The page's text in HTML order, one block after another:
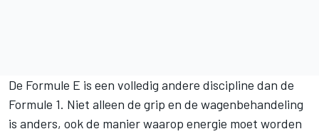
De Formule E is een volledig andere discipline dan de
Formule 1. Niet alleen de grip en de wagenbehandeling
is anders, ook de manier waarop energie moet worden